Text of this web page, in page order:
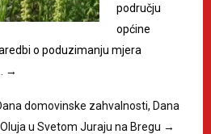
području
općine
o poduzimanju mjera
→
domovinske zahvalnosti, Dana
u Svetom Juraju na Bregu →